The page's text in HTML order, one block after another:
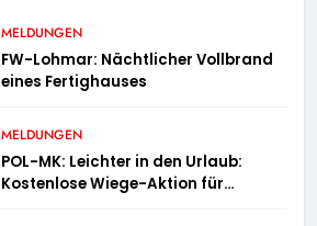
MELDUNGEN
FW-Lohmar: Nächtlicher Vollbrand
eines Fertighauses
MELDUNGEN
POL-MK: Leichter in den Urlaub:
Kostenlose Wiege-Aktion für